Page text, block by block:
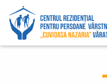
Mergi la conţinutul principal